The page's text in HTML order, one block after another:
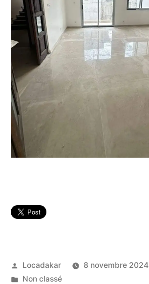
Publié
par
Locadakar
8 novembre 2024
Publié
Non classé